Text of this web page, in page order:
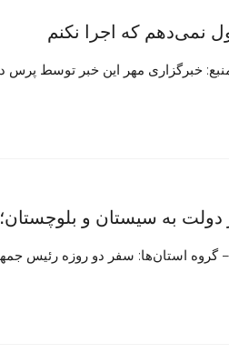
نمی‌دهم که اجرا نکنم
به سیستان و
گروه استان‌ها: سفر دو روزه رئیس